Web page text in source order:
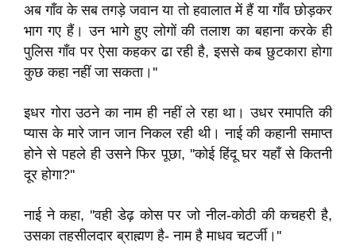
अब गाँव के सब तगड़े जवान या तो हवालात में हैं या गाँव छोड़कर
भाग गए हैं। उन भागे हुए लोगों की तलाश का बहाना करके ही
पुलिस गाँव पर ऐसा कहकर ढा रही है, इससे कब छुटकारा होगा
कुछ कहा नहीं जा सकता।''
इधर गोरा उठने का नाम ही नहीं ले रहा था। उधर रमापति की
प्यास के मारे जान जान निकल रही थी। नाई की कहानी समाप्त
होने से पहले ही उसने फिर पूछा, ''कोई हिंदू घर यहाँ से कितनी
दूर होगा?''
नाई ने कहा, ''वही डेढ़ कोस पर जो नील-कोठी की कचहरी है,
उसका तहसीलदार ब्राह्मण है- नाम है माधव चटर्जी।''